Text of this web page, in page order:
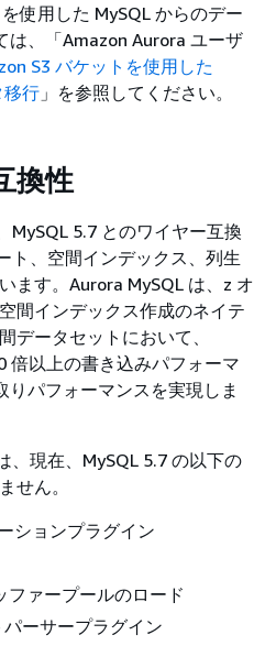
使用した MySQL からのデー
は、「Amazon Aurora ユーザ
S3 バケットを使用した
移行 」を参照してください。
換性
MySQL 5.7 とのワイヤー互換
ト、空間インデックス、列生
ます。Aurora MySQL は、z オ
間インデックス作成のネイテ
データセットにおいて、
倍以上の書き込みパフォーマ
りパフォーマンスを実現しま
、現在、MySQL 5.7 の以下の
せん。
ションプラグイン
ファープールのロード
ーサープラグイン